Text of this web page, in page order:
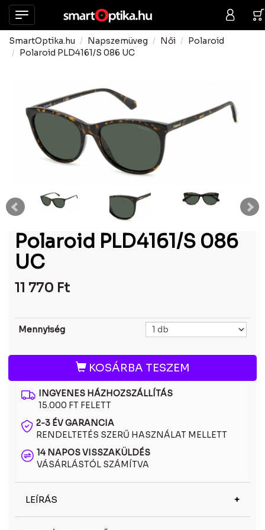
SmartOptika.hu Napszemüveg Női
Polaroid
Polaroid PLD4161/S 086 UC
Polaroid PLD4161/S 086
UC
11 770 Ft
Mennyiség
KOSÁRBA TESZEM
INGYENES HÁZHOZSZÁLLÍTÁS
15.000 FT FELETT
2-3 ÉV GARANCIA
RENDELTETÉS SZERŰ HASZNÁLAT MELLETT
14 NAPOS VISSZAKÜLDÉS
VÁSÁRLÁSTÓL SZÁMÍTVA
LEÍRÁS